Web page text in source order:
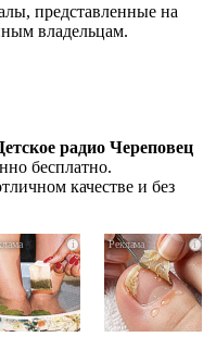
представленные на
владельцам.
радио Череповец
бесплатно.
качестве и без
i
Этот
трюк
уничтожает
грибок
i